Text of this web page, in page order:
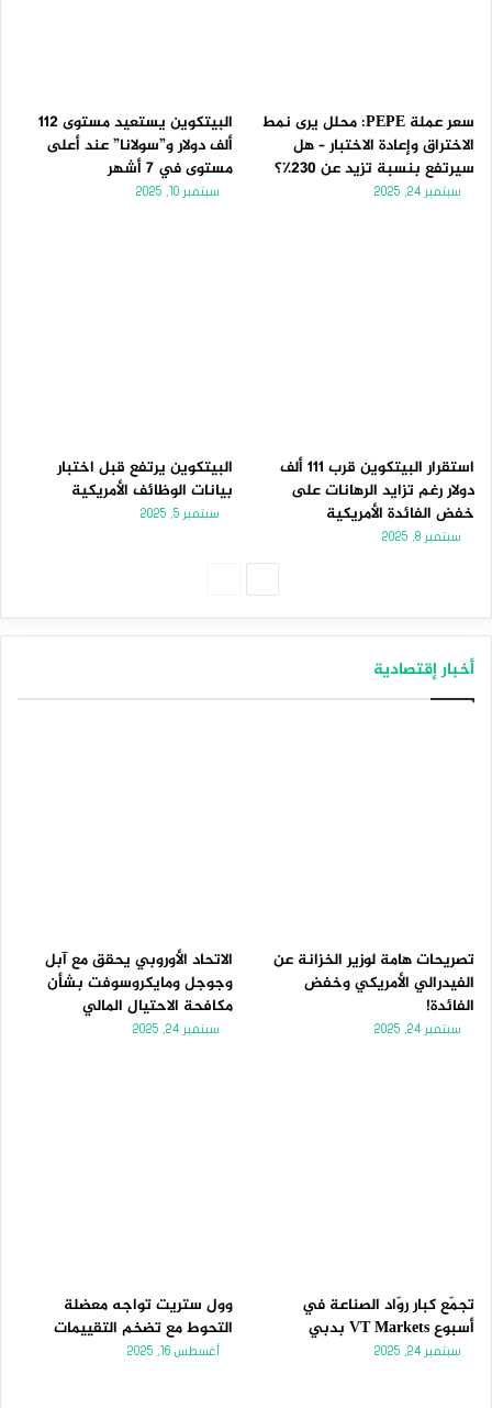
سعر عملة PEPE: محلل يرى نمط
الاختراق وإعادة الاختبار – هل
سيرتفع بنسبة تزيد عن 230٪؟
سبتمبر 24, 2025
البيتكوين يستعيد مستوى 112
ألف دولار و”سولانا” عند أعلى
مستوى في 7 أشهر
سبتمبر 10, 2025
استقرار البيتكوين قرب 111 ألف
دولار رغم تزايد الرهانات على
خفض الفائدة الأمريكية
سبتمبر 8, 2025
البيتكوين يرتفع قبل اختبار
بيانات الوظائف الأمريكية
سبتمبر 5, 2025
أخبار إقتصادية
تصريحات هامة لوزير الخزانة عن
الفيدرالي الأمريكي وخفض
الفائدة!
سبتمبر 24, 2025
الاتحاد الأوروبي يحقق مع آبل
وجوجل ومايكروسوفت بشأن
مكافحة الاحتيال المالي
سبتمبر 24, 2025
تجمّع كبار روّاد الصناعة في
أسبوع VT Markets بدبي
سبتمبر 24, 2025
وول ستريت تواجه معضلة
التحوط مع تضخم التقييمات
أغسطس 16, 2025